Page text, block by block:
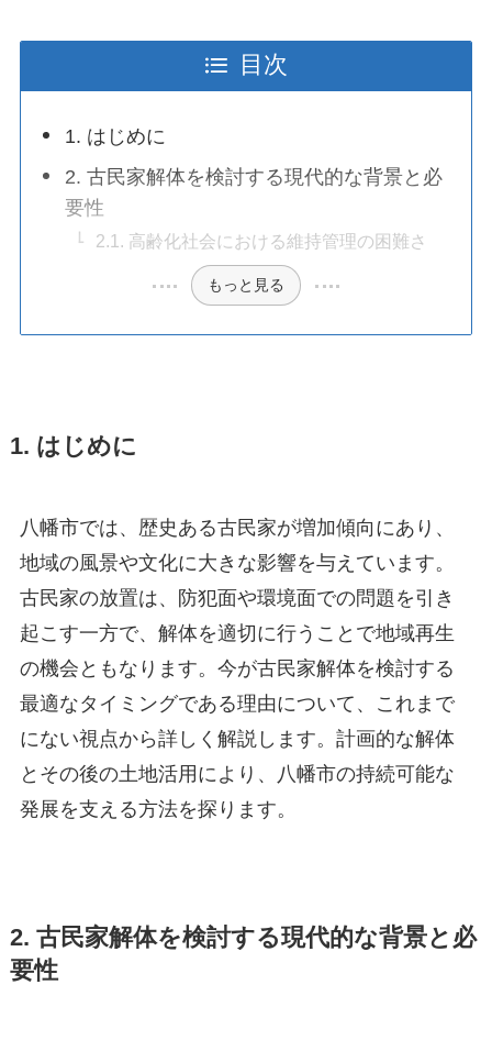
目次
1. はじめに
2. 古民家解体を検討する現代的な背景と必
要性
2.1. 高齢化社会における維持管理の困難さ
もっと見る
1. はじめに
八幡市では、歴史ある古民家が増加傾向にあり、
地域の風景や文化に大きな影響を与えています。
古民家の放置は、防犯面や環境面での問題を引き
起こす一方で、解体を適切に行うことで地域再生
の機会ともなります。今が古民家解体を検討する
最適なタイミングである理由について、これまで
にない視点から詳しく解説します。計画的な解体
とその後の土地活用により、八幡市の持続可能な
発展を支える方法を探ります。
2. 古民家解体を検討する現代的な背景と必
要性